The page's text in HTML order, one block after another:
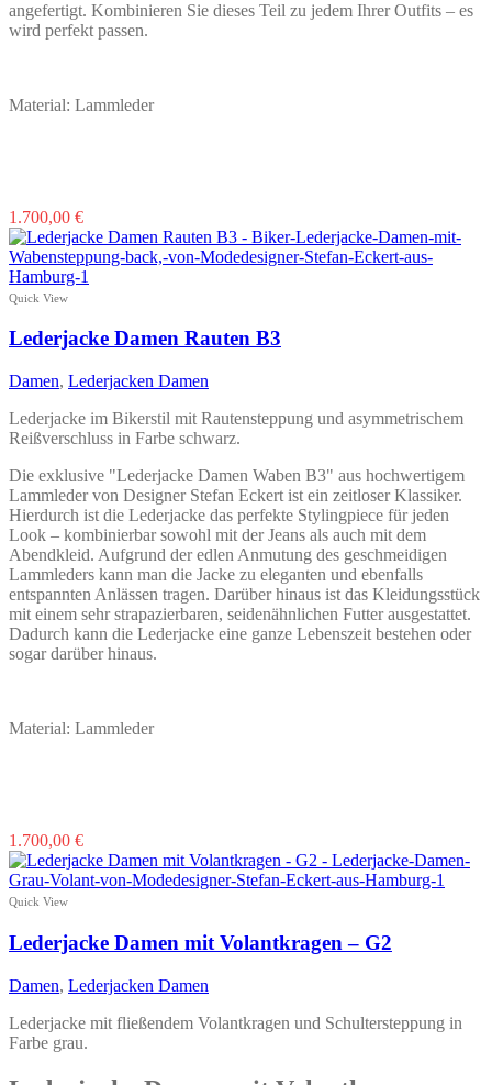
angefertigt. Kombinieren Sie dieses Teil zu jedem Ihrer Outfits – es
wird perfekt passen.
Material: Lammleder
1.700,00 €Dieses
Produkt
weist
mehrere
Die
können
auf
der
Produktseite
werden
Quick View
Lederjacke Damen Rauten B3
Damen, Lederjacken Damen
Lederjacke im Bikerstil mit Rautensteppung und asymmetrischem
Reißverschluss in Farbe schwarz.
Die exklusive "Lederjacke Damen Waben B3" aus hochwertigem
Lammleder von Designer Stefan Eckert ist ein zeitloser Klassiker.
Hierdurch ist die Lederjacke das perfekte Stylingpiece für jeden
Look – kombinierbar sowohl mit der Jeans als auch mit dem
Abendkleid. Aufgrund der edlen Anmutung des geschmeidigen
Lammleders kann man die Jacke zu eleganten und ebenfalls
entspannten Anlässen tragen. Darüber hinaus ist das Kleidungsstück
mit einem sehr strapazierbaren, seidenähnlichen Futter ausgestattet.
Dadurch kann die Lederjacke eine ganze Lebenszeit bestehen oder
sogar darüber hinaus.
Material: Lammleder
1.700,00 €Dieses
Produkt
weist
auf.
Die
Optionen
können
auf
gewählt
Quick View
Lederjacke Damen mit Volantkragen – G2
Damen, Lederjacken Damen
Lederjacke mit fließendem Volantkragen und Schultersteppung in
Farbe grau.